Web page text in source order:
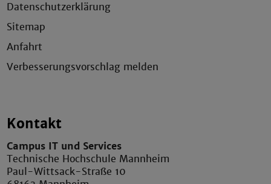
Datenschutzerklärung
Sitemap
Anfahrt
Verbesserungsvorschlag melden
Kontakt
Campus IT und Services
Technische Hochschule Mannheim
Paul-Wittsack-Straße 10